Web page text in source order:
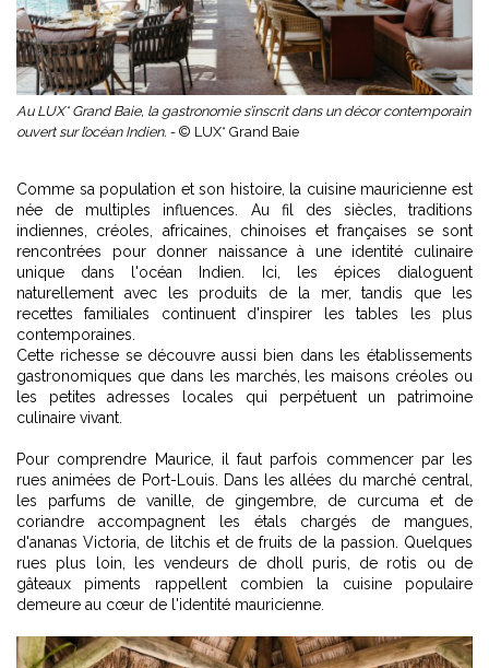
Au LUX* Grand Baie, la gastronomie s’inscrit dans un décor contemporain
ouvert sur l’océan Indien. - © LUX* Grand Baie
Comme sa population et son histoire, la cuisine mauricienne est
née de multiples influences. Au fil des siècles, traditions
indiennes, créoles, africaines, chinoises et françaises se sont
rencontrées pour donner naissance à une identité culinaire
unique dans l'océan Indien. Ici, les épices dialoguent
naturellement avec les produits de la mer, tandis que les
recettes familiales continuent d'inspirer les tables les plus
contemporaines.
Cette richesse se découvre aussi bien dans les établissements
gastronomiques que dans les marchés, les maisons créoles ou
les petites adresses locales qui perpétuent un patrimoine
culinaire vivant.
Pour comprendre Maurice, il faut parfois commencer par les
rues animées de Port-Louis. Dans les allées du marché central,
les parfums de vanille, de gingembre, de curcuma et de
coriandre accompagnent les étals chargés de mangues,
d'ananas Victoria, de litchis et de fruits de la passion. Quelques
rues plus loin, les vendeurs de dholl puris, de rotis ou de
gâteaux piments rappellent combien la cuisine populaire
demeure au cœur de l'identité mauricienne.